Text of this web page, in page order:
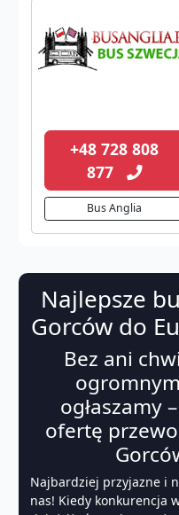
+48 728 808
877
Bus Anglia
Najlepsze
Gorców do
Bez ani
ogłaszamy
ofertę
Najbardziej przyjazne i
nas! Kiedy konkurencja